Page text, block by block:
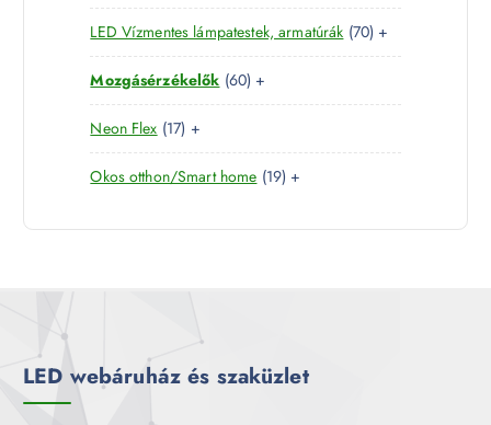
é
k
r
m
é
e
r
m
é
k
4
t
e
r
m
k
LED Vízmentes lámpatestek, armatúrák 707
0
e
m
+
Mozgásérzékelők 606
0
e
r
é
+
Neon Flex 171
7
t
r
+
Okos otthon/Smart home 191
t
+
LED webáruház és szaküzlet